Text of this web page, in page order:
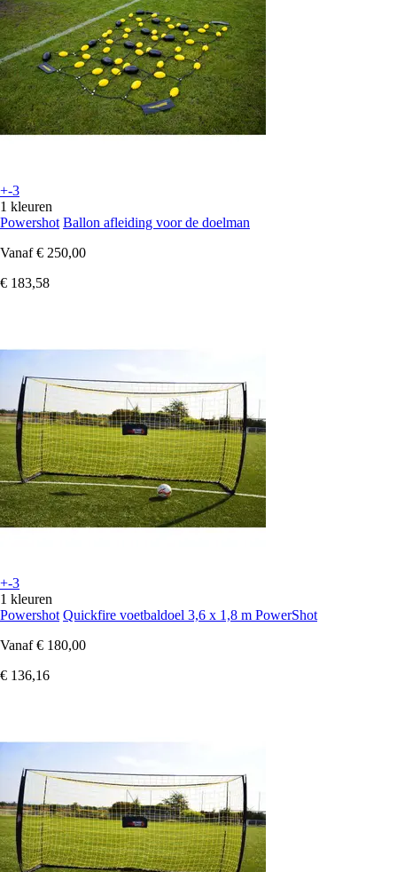
+-3
1 kleuren
Powershot Ballon afleiding voor de doelman
Vanaf € 250,00
€ 183,58
+-3
1 kleuren
Powershot Quickfire voetbaldoel 3,6 x 1,8 m PowerShot
Vanaf € 180,00
€ 136,16